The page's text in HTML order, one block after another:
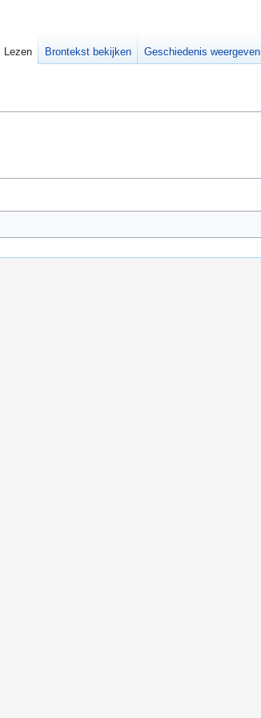
Lezen Brontekst bekijken Geschiedenis weergeven